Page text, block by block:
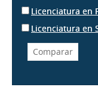
Licenciatura en
Licenciatura en